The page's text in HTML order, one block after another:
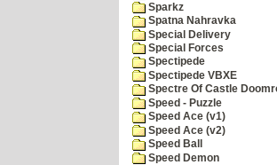
Sparkz
Spatna Nahravka
Special Delivery
Special Forces
Spectipede
Spectipede VBXE
Spectre Of Castle
Speed - Puzzle
Speed Ace (v1)
Speed Ace (v2)
Speed Ball
Speed Demon